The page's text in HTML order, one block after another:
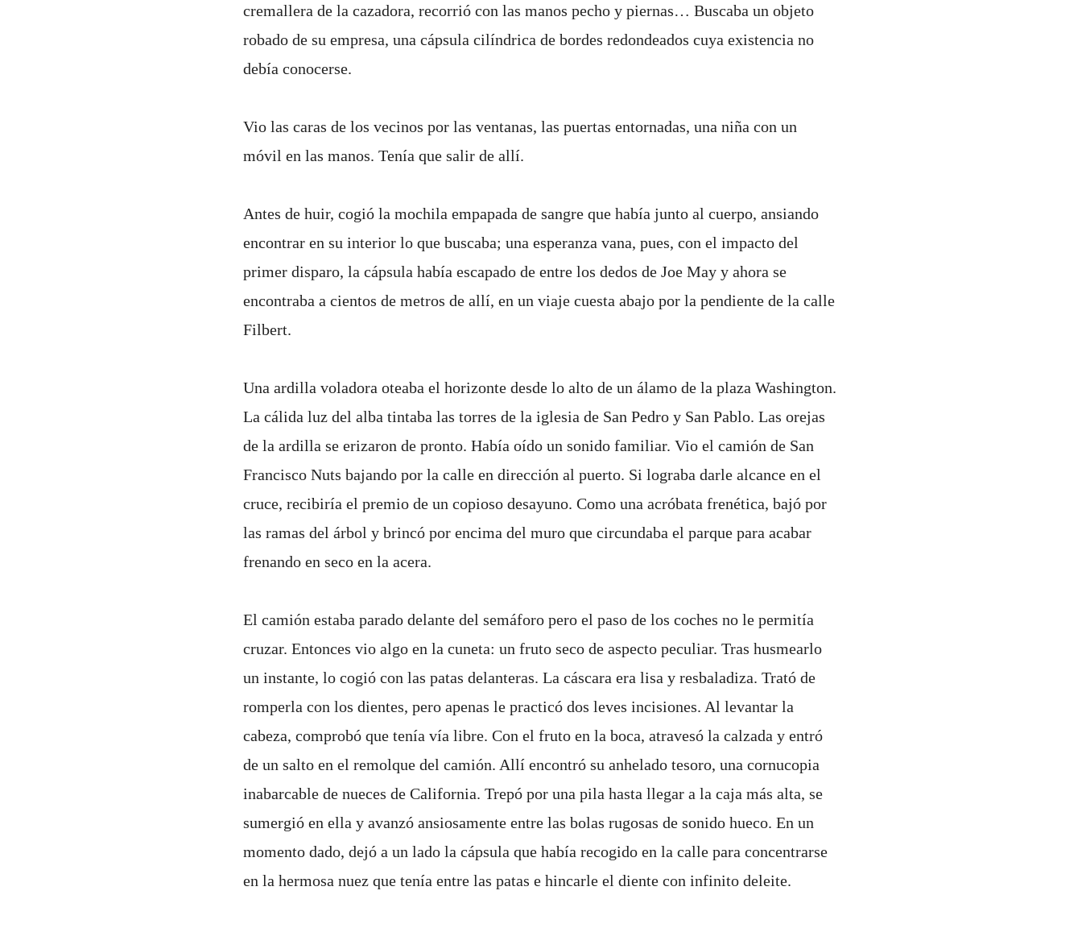
cremallera de la cazadora, recorrió con las manos pecho y piernas… Buscaba un objeto
robado de su empresa, una cápsula cilíndrica de bordes redondeados cuya existencia no
debía conocerse.
Vio las caras de los vecinos por las ventanas, las puertas entornadas, una niña con un
móvil en las manos. Tenía que salir de allí.
Antes de huir, cogió la mochila empapada de sangre que había junto al cuerpo, ansiando
encontrar en su interior lo que buscaba; una esperanza vana, pues, con el impacto del
primer disparo, la cápsula había escapado de entre los dedos de Joe May y ahora se
encontraba a cientos de metros de allí, en un viaje cuesta abajo por la pendiente de la calle
Filbert.
Una ardilla voladora oteaba el horizonte desde lo alto de un álamo de la plaza Washington.
La cálida luz del alba tintaba las torres de la iglesia de San Pedro y San Pablo. Las orejas
de la ardilla se erizaron de pronto. Había oído un sonido familiar. Vio el camión de San
Francisco Nuts bajando por la calle en dirección al puerto. Si lograba darle alcance en el
cruce, recibiría el premio de un copioso desayuno. Como una acróbata frenética, bajó por
las ramas del árbol y brincó por encima del muro que circundaba el parque para acabar
frenando en seco en la acera.
El camión estaba parado delante del semáforo pero el paso de los coches no le permitía
cruzar. Entonces vio algo en la cuneta: un fruto seco de aspecto peculiar. Tras husmearlo
un instante, lo cogió con las patas delanteras. La cáscara era lisa y resbaladiza. Trató de
romperla con los dientes, pero apenas le practicó dos leves incisiones. Al levantar la
cabeza, comprobó que tenía vía libre. Con el fruto en la boca, atravesó la calzada y entró
de un salto en el remolque del camión. Allí encontró su anhelado tesoro, una cornucopia
inabarcable de nueces de California. Trepó por una pila hasta llegar a la caja más alta, se
sumergió en ella y avanzó ansiosamente entre las bolas rugosas de sonido hueco. En un
momento dado, dejó a un lado la cápsula que había recogido en la calle para concentrarse
en la hermosa nuez que tenía entre las patas e hincarle el diente con infinito deleite.